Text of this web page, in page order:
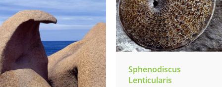
Sphenodiscus
Lenticularis